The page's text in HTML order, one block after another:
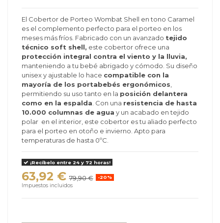
(2 reseñas)
El Cobertor de Porteo Wombat Shell en tono Caramel
es el complemento perfecto para el porteo en los
meses más fríos. Fabricado con un avanzado tejido
técnico soft shell, este cobertor ofrece una
protección integral contra el viento y la lluvia,
manteniendo a tu bebé abrigado y cómodo. Su diseño
unisex y ajustable lo hace compatible con la
mayoría de los portabebés ergonómicos,
permitiendo su uso tanto en la posición delantera
como en la espalda. Con una resistencia de hasta
10.000 columnas de agua y un acabado en tejido
polar en el interior, este cobertor es tu aliado perfecto
para el porteo en otoño e invierno. Apto para
temperaturas de hasta 0ºC.
¡Recíbelo entre 24 y 72 horas!
63,92 € 79,90 € -20%
Impuestos incluidos